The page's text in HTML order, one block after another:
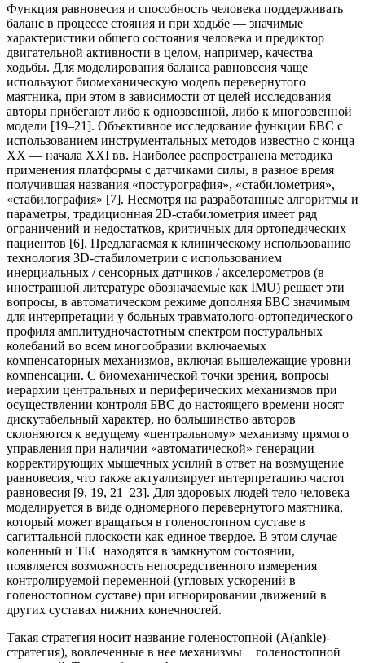
Функция равновесия и способность человека поддерживать
баланс в процессе стояния и при ходьбе — значимые
характеристики общего состояния человека и предиктор
двигательной активности в целом, например, качества
ходьбы. Для моделирования баланса равновесия чаще
используют биомеханическую модель перевернутого
маятника, при этом в зависимости от целей исследования
авторы прибегают либо к однозвенной, либо к многозвенной
модели [19–21]. Объективное исследование функции БВС с
использованием инструментальных методов известно с конца
XX — начала ХХI вв. Наиболее распространена методика
применения платформы с датчиками силы, в разное время
получившая названия «постурография», «стабилометрия»,
«стабилография» [7]. Несмотря на разработанные алгоритмы и
параметры, традиционная 2D-стабилометрия имеет ряд
ограничений и недостатков, критичных для ортопедических
пациентов [6]. Предлагаемая к клиническому использованию
технология 3D-стабилометрии с использованием
инерциальных / сенсорных датчиков / акселерометров (в
иностранной литературе обозначаемые как IMU) решает эти
вопросы, в автоматическом режиме дополняя БВС значимым
для интерпретации у больных травматолого-ортопедического
профиля амплитудночастотным спектром постуральных
колебаний во всем многообразии включаемых
компенсаторных механизмов, включая вышележащие уровни
компенсации. С биомеханической точки зрения, вопросы
иерархии центральных и периферических механизмов при
осуществлении контроля БВС до настоящего времени носят
дискутабельный характер, но большинство авторов
склоняются к ведущему «центральному» механизму прямого
управления при наличии «автоматической» генерации
корректирующих мышечных усилий в ответ на возмущение
равновесия, что также актуализирует интерпретацию частот
равновесия [9, 19, 21–23]. Для здоровых людей тело человека
моделируется в виде одномерного перевернутого маятника,
который может вращаться в голеностопном суставе в
сагиттальной плоскости как единое твердое. В этом случае
коленный и ТБС находятся в замкнутом состоянии,
появляется возможность непосредственного измерения
контролируемой переменной (угловых ускорений в
голеностопном суставе) при игнорировании движений в
других суставах нижних конечностей.
Такая стратегия носит название голеностопной (A(ankle)-
стратегия), вовлеченные в нее механизмы − голеностопной